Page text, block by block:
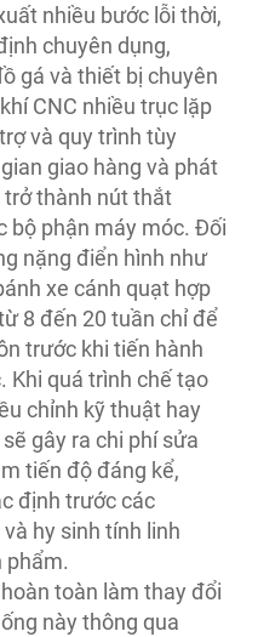
nhiều bước lỗi thời,
chuyên dụng,
gá và thiết bị chuyên
CNC nhiều trục lặp
và quy trình tùy
giao hàng và phát
trở thành nút thắt
bộ phận máy móc. Đối
nặng điển hình như
xe cánh quạt hợp
8 đến 20 tuần chỉ để
trước khi tiến hành
Khi quá trình chế tạo
chỉnh kỹ thuật hay
gây ra chi phí sửa
tiến độ đáng kể,
định trước các
hy sinh tính linh
phẩm.
toàn làm thay đổi
này thông qua